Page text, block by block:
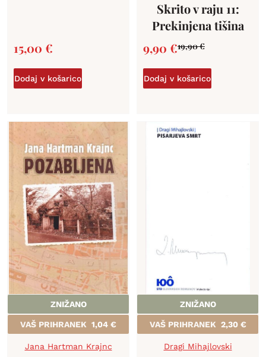
15,00 €
Dodaj v košarico
Skrito v raju 11:
Prekinjena tišina
19,90€
9,90 €
Dodaj v košarico
ZNIŽANO
VAŠ PRIHRANEK 1,04 €
Jana Hartman Krajnc
ZNIŽANO
VAŠ PRIHRANEK 2,30 €
Dragi Mihajlovski